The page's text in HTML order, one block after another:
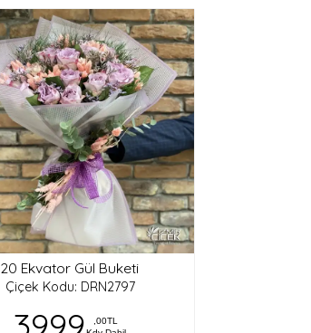
20 Ekvator Gül Buketi
Çiçek Kodu: DRN2797
,00TL